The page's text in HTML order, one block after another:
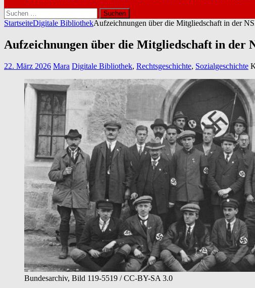
Suchen
nach:
StartseiteDigitale BibliothekAufzeichnungen über die Mitgliedschaft in der
Aufzeichnungen über die Mitgliedschaft in der
22. März 2026 Mara Digitale Bibliothek, Rechtsgeschichte, Sozialgeschichte
Bundesarchiv, Bild 119-5519 / CC-BY-SA 3.0